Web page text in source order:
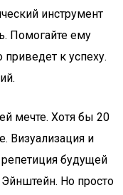
инструмент
Помогайте ему
приведет к успеху.
мечте. Хотя бы 20
Визуализация и
будущей
Но просто